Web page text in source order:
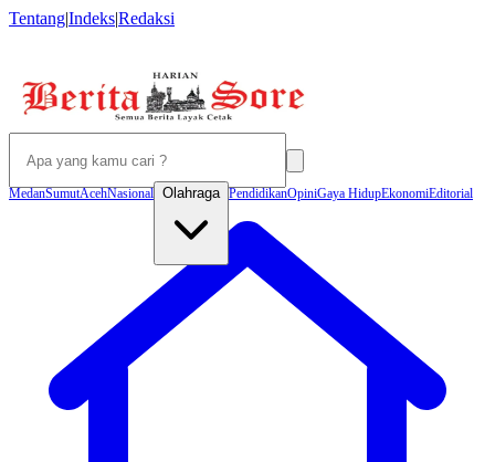
Tentang|Indeks|Redaksi
MedanSumutAcehNasional Olahraga PendidikanOpiniGaya HidupEkonomiEditorial